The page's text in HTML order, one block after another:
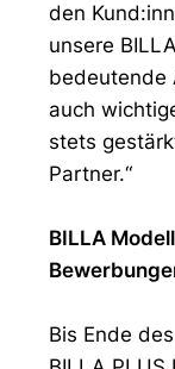
den
unsere
bedeutende
auch
stets
Partner.“
BILLA
Bis Ende